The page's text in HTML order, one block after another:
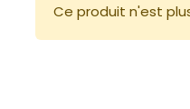
Ce produit n'est